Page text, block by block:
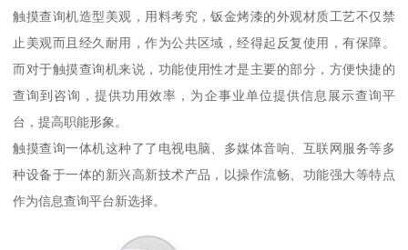
触摸查询机造型美观，用料考究，钣金烤漆的外观材质工艺不仅禁
止美观而且经久耐用，作为公共区域，经得起反复使用，有保障。
而对于触摸查询机来说，功能使用性才是主要的部分，方便快捷的
查询到咨询，提供功用效率，为企事业单位提供信息展示查询平
台，提高职能形象。
触摸查询一体机这种了了电视电脑、多媒体音响、互联网服务等多
种设备于一体的新兴高新技术产品，以操作流畅、功能强大等特点
作为信息查询平台新选择。